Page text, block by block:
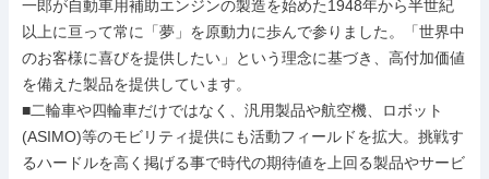
一郎が自動車用補助エンジンの製造を始めた1948年から半世紀
以上に亘って常に「夢」を原動力に歩んで参りました。「世界中
のお客様に喜びを提供したい」という理念に基づき、高付加価値
を備えた製品を提供しています。
■二輪車や四輪車だけではなく、汎用製品や航空機、ロボット
(ASIMO)等のモビリティ提供にも活動フィールドを拡大。挑戦す
るハードルを高く掲げる事で時代の期待値を上回る製品やサービ